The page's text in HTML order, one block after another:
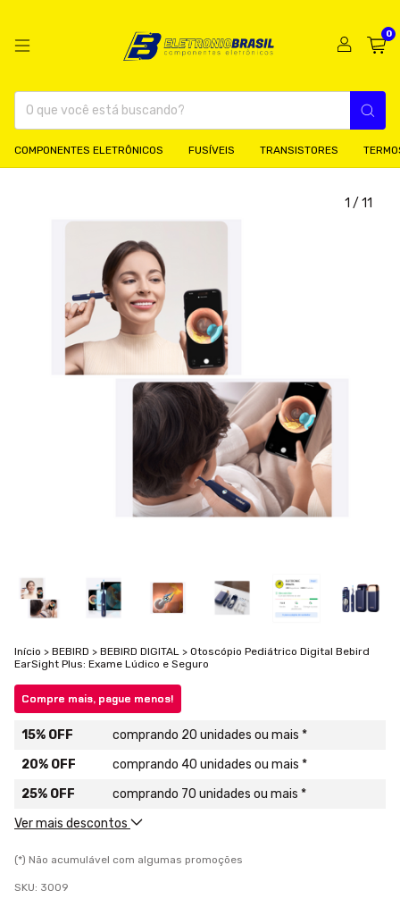
0
COMPONENTES ELETRÔNICOS FUSÍVEIS TRANSISTORES
1 / 11
Início > BEBIRD > BEBIRD DIGITAL > Otoscópio Pediátrico Digital Bebird
EarSight Plus: Exame Lúdico e Seguro
Compre mais, pague menos!
15% OFF
comprando 20 unidades ou mais *
20% OFF
comprando 40 unidades ou mais *
25% OFF
comprando 70 unidades ou mais *
Ver mais descontos
(*) Não acumulável com algumas promoções
SKU: 3009